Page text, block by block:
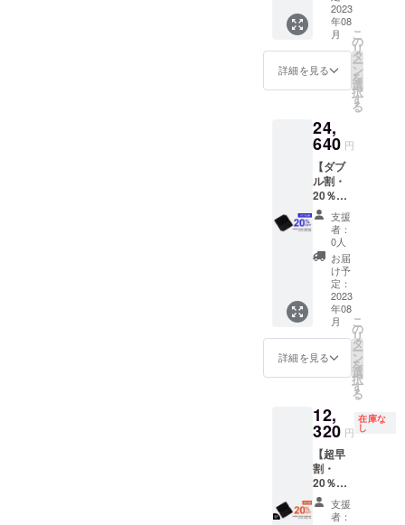
Keyboa
rdユニ
バーサ
ル 2台
一般販
売価格
30,800
の製品
を
25％OF
Fでご提
供いた
しま
す。 ★
送料込
みの価
格で
す。
2023
年08
月
詳細を見る
こ
の
リ
タ
ー
ン
を
選
択
す
る
24,
640 円
【ダブ
ル割・
20％オ
フ】 ■
mokibo
Fusion
Keyboa
rdユニ
バーサ
ル 2台
一般販
売価格
30,800
円(税込)
の製品
を
Fでご提
供いた
しま
す。 ★
送料込
みの価
格で
す。
支援
者：
0人
お届
け予
定：
2023
年08
月
詳細を見る
こ
の
リ
タ
ー
ン
を
選
択
す
る
12,
320 円
在庫な
し
【超早
割・
20％オ
フ】50
名様限
支援
者：